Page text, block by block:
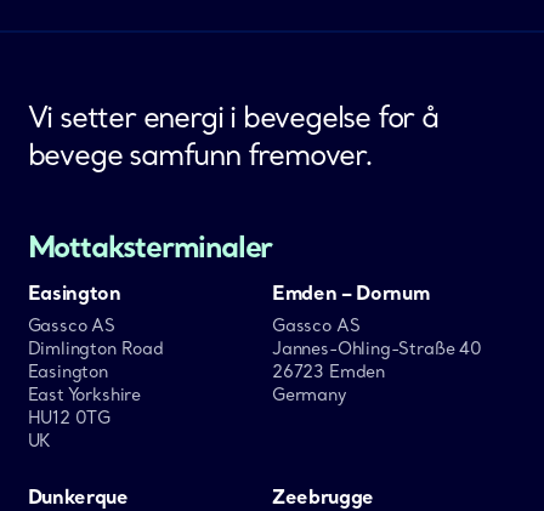
Vi setter energi i bevegelse for å
bevege samfunn fremover.
Mottaksterminaler
Easington
Gassco AS
Dimlington Road
Easington
East Yorkshire
HU12 0TG
UK
Emden – Dornum
Gassco AS
Jannes-Ohling-Straße 40
26723 Emden
Germany
Dunkerque Zeebrugge